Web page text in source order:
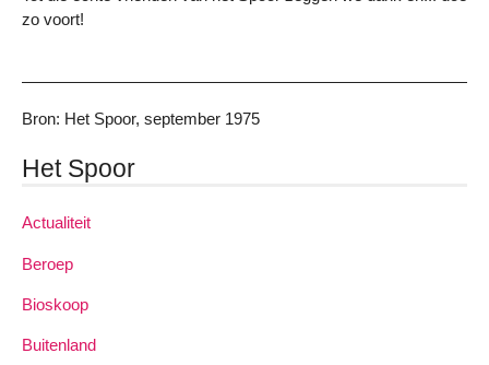
zo voort!
Bron: Het Spoor, september 1975
Het Spoor
Actualiteit
Beroep
Bioskoop
Buitenland